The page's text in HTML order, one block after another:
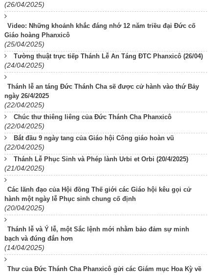
(26/04/2025)
Video: Những khoảnh khắc đáng nhớ 12 năm triều đại Đức cố
Giáo hoàng Phanxicô
(25/04/2025)
Tường thuật trực tiếp Thánh Lễ An Táng ĐTC Phanxicô (26/04)
(24/04/2025)
Thánh lễ an táng Đức Thánh Cha sẽ được cử hành vào thứ Bảy
ngày 26/4/2025
(22/04/2025)
Chúc thư thiêng liêng của Đức Thánh Cha Phanxicô
(22/04/2025)
Bắt đầu 9 ngày tang của Giáo hội Công giáo hoàn vũ
(22/04/2025)
Thánh Lễ Phục Sinh và Phép lành Urbi et Orbi (20/4/2025)
(21/04/2025)
Các lãnh đạo của Hội đồng Thế giới các Giáo hội kêu gọi cử
hành một ngày lễ Phục sinh chung cố định
(20/04/2025)
Thánh lễ và Ý lễ, một Sắc lệnh mới nhằm bảo đảm sự minh
bạch và đúng đắn hơn
(14/04/2025)
Thư của Đức Thánh Cha Phanxicô gửi các Giám mục Hoa Kỳ về